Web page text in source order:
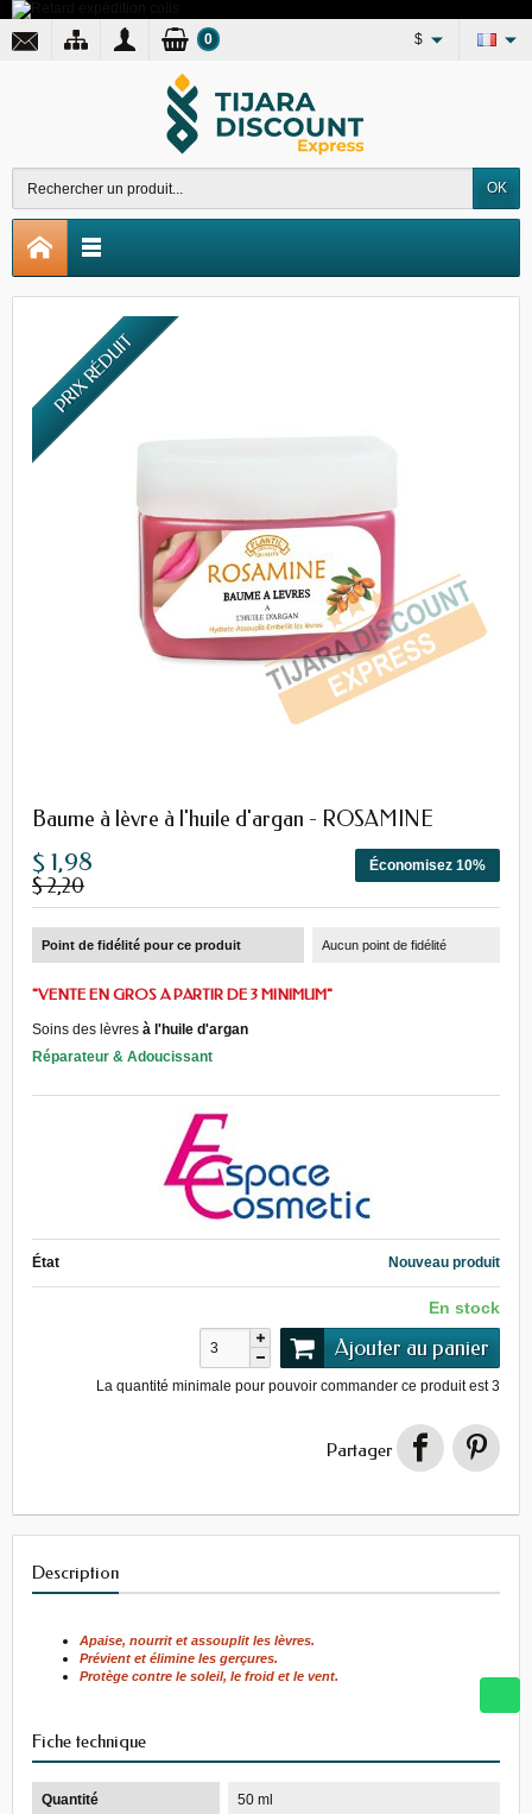
$
OK
0
PRIX RÉDUIT
Baume à lèvre à l'huile d'argan - ROSAMINE
Économisez 10%
$ 1,98
$ 2,20
Point de fidélité pour ce produit Aucun point de fidélité
"VENTE EN GROS A PARTIR DE 3 MINIMUM"
Soins des lèvres à l'huile d'argan
Réparateur & Adoucissant
État Nouveau produit
En stock
Ajouter au panier
La quantité minimale pour pouvoir commander ce produit est3
Partager
Description
Apaise, nourrit et assouplit les lèvres.
Prévient et élimine les gerçures.
Protège contre le soleil, le froid et le vent.
Fiche technique
Quantité 50 ml